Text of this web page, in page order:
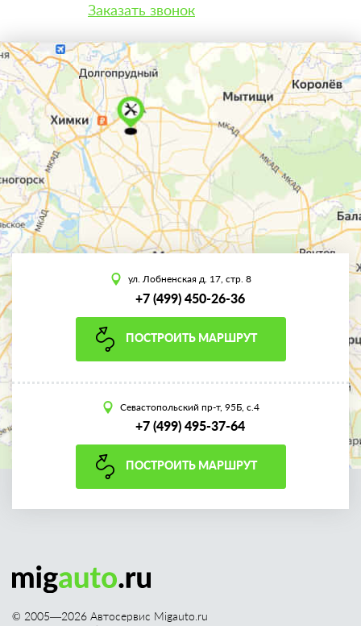
Заказать звонок
ул. Лобненская д. 17, стр. 8
+7 (499) 450-26-36
ПОСТРОИТЬ МАРШРУТ
Севастопольский пр-т, 95Б, с.4
+7 (499) 495-37-64
ПОСТРОИТЬ МАРШРУТ
© 2005—2026 Автосервис Migauto.ru